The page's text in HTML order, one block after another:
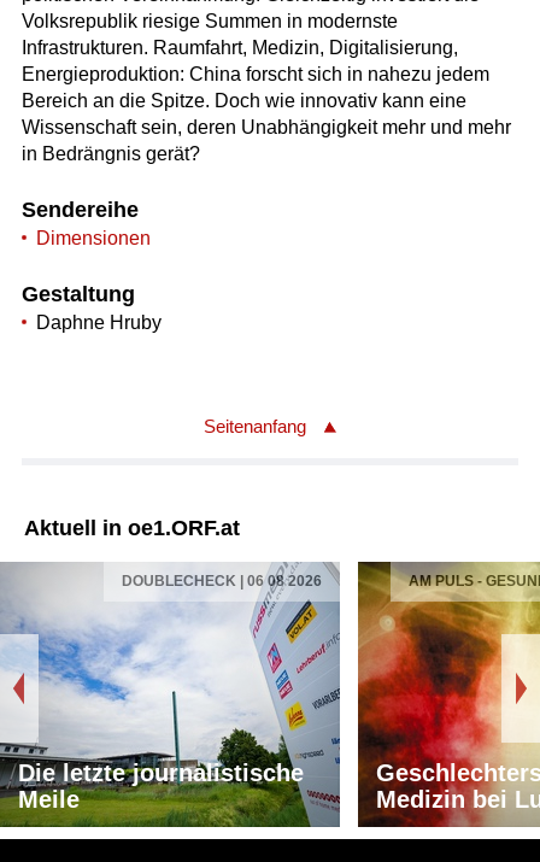
Volksrepublik riesige Summen in modernste
Infrastrukturen. Raumfahrt, Medizin, Digitalisierung,
Energieproduktion: China forscht sich in nahezu jedem
Bereich an die Spitze. Doch wie innovativ kann eine
Wissenschaft sein, deren Unabhängigkeit mehr und mehr
in Bedrängnis gerät?
Sendereihe
Dimensionen
Gestaltung
Daphne Hruby
Seitenanfang
Aktuell in oe1.ORF.at
DOUBLECHECK | 06 08 2026
Die letzte journalistische
Meile
AM PULS -
Medizin bei